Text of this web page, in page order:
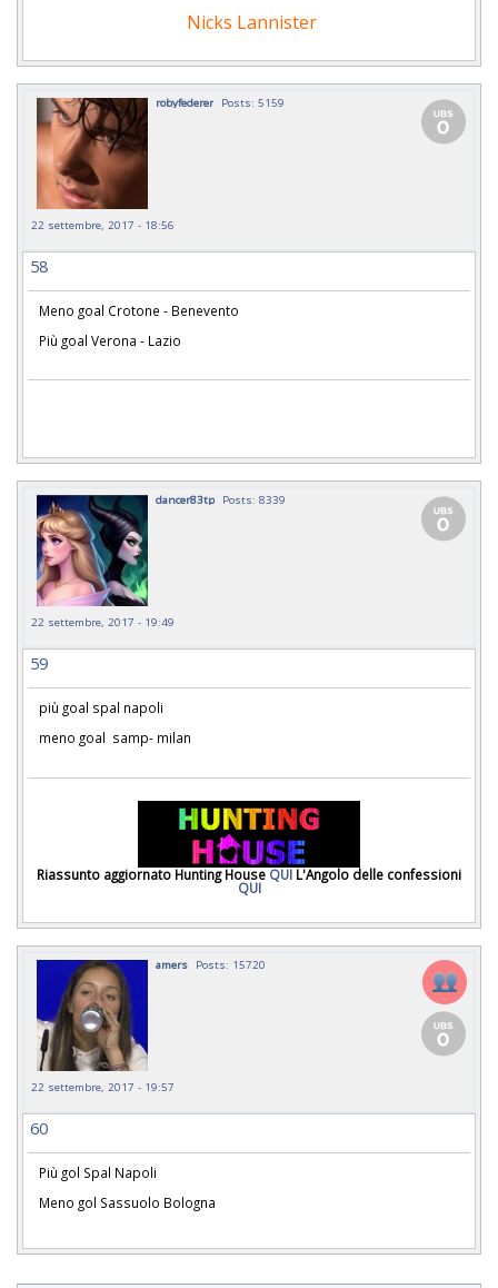
Nicks Lannister
robyfederer Posts: 5159
22 settembre, 2017 - 18:56
58
Meno goal Crotone - Benevento
Più goal Verona - Lazio
dancer83tp Posts: 8339
22 settembre, 2017 - 19:49
59
più goal spal napoli
meno goal samp- milan
Riassunto aggiornato Hunting House QUI L'Angolo delle confessioni
QUI
amers Posts: 15720
22 settembre, 2017 - 19:57
60
Più gol Spal Napoli
Meno gol Sassuolo Bologna